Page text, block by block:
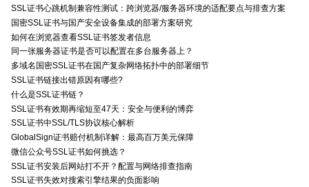
SSL证书心跳机制兼容性测试：跨浏览器/服务器环境的适配要点与排查方案
国密SSL证书与国产安全设备集成的部署方案研究
如何在浏览器查看SSL证书签发者信息
同一张服务器证书是否可以配置在多台服务器上？
多域名国密SSL证书在国产复杂网络拓扑中的部署细节
SSL证书链接出错原因有哪些?
什么是SSL证书链？
SSL证书有效期再缩短至47天：安全与便利的博弈
SSL证书中SSL/TLS协议核心解析
GlobalSign证书赔付机制详解：最高百万美元保障
微信公众号SSL证书如何挑选？
SSL证书安装后网站打不开？配置与网络排查指南
SSL证书失效对搜索引擎结果的负面影响